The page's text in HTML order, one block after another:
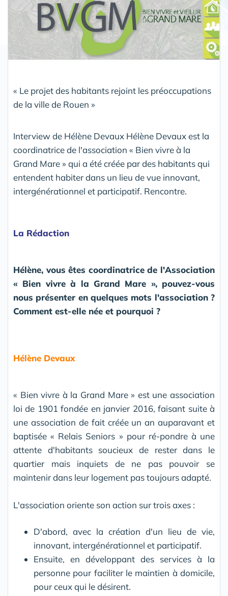
« Le projet des habitants rejoint les préoccupations
de la ville de Rouen »
Interview de Hélène Devaux Hélène Devaux est la
coordinatrice de l'association « Bien vivre à la
Grand Mare » qui a été créée par des habitants qui
entendent habiter dans un lieu de vue innovant,
intergénérationnel et participatif. Rencontre.
La Rédaction
Hélène, vous êtes coordinatrice de l'Association
« Bien vivre à la Grand Mare », pouvez-vous
nous présenter en quelques mots l'association ?
Comment est-elle née et pourquoi ?
Hélène Devaux
« Bien vivre à la Grand Mare » est une association
loi de 1901 fondée en janvier 2016, faisant suite à
une association de fait créée un an auparavant et
baptisée « Relais Seniors » pour ré-pondre à une
attente d'habitants soucieux de rester dans le
quartier mais inquiets de ne pas pouvoir se
maintenir dans leur logement pas toujours adapté.
L'association oriente son action sur trois axes :
D'abord, avec la création d'un lieu de vie,
innovant, intergénérationnel et participatif.
Ensuite, en développant des services à la
personne pour faciliter le maintien à domicile,
pour ceux qui le désirent.